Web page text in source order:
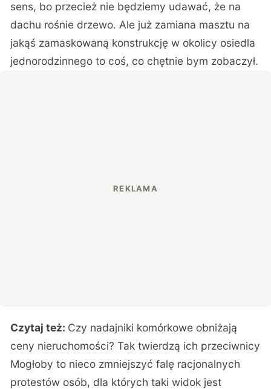
sens, bo przecież nie będziemy udawać, że na
dachu rośnie drzewo. Ale już zamiana masztu na
jakąś zamaskowaną konstrukcję w okolicy osiedla
jednorodzinnego to coś, co chętnie bym zobaczył.
Czytaj też: Czy nadajniki komórkowe obniżają
ceny nieruchomości? Tak twierdzą ich przeciwnicy
Mogłoby to nieco zmniejszyć falę racjonalnych
protestów osób, dla których taki widok jest